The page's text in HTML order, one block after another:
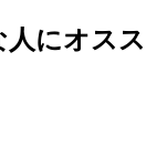
にオスス